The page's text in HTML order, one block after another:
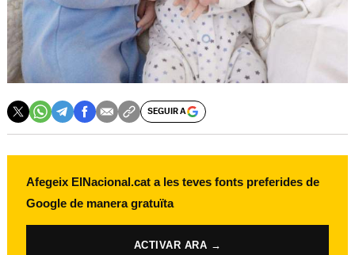
SEGUIR A
Afegeix ElNacional.cat a les teves fonts preferides de
Google de manera gratuïta
ACTIVAR ARA →